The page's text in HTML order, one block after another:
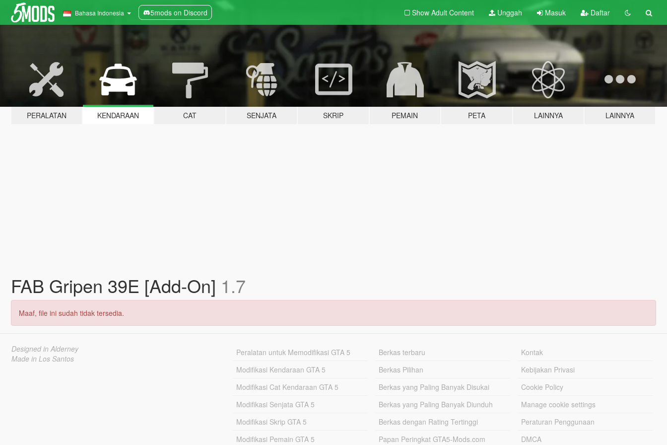
Bahasa Indonesia 5mods on Discord Show Adult Content Unggah Masuk Daftar
PERALATAN KENDARAAN CAT SENJATA SKRIP PEMAIN PETA LAINNYA LAINNYA
FAB Gripen 39E [Add-On] 1.7
Maaf, file ini sudah tidak tersedia.
Designed in Alderney
Made in Los Santos
Peralatan untuk Memodifikasi GTA 5
Modifikasi Kendaraan GTA 5
Modifikasi Cat Kendaraan GTA 5
Modifikasi Senjata GTA 5
Modifikasi Skrip GTA 5
Modifikasi Pemain GTA 5
Berkas terbaru
Berkas Pilihan
Berkas yang Paling Banyak Disukai
Berkas yang Paling Banyak Diunduh
Berkas dengan Rating Tertinggi
Papan Peringkat GTA5-Mods.com
Kontak
Kebijakan Privasi
Cookie Policy
Manage cookie settings
Peraturan Penggunaan
DMCA